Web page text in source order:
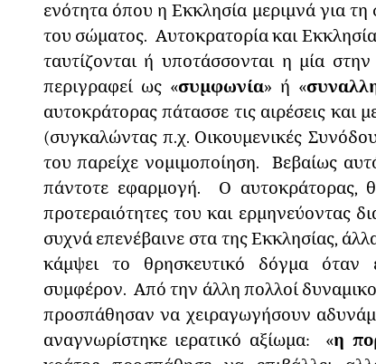
ενότητα όπου η Εκκλησία μεριμνά για
του σώματος. Αυτοκρατορία και
ταυτίζονται ή υποτάσσονται η μία
περιγραφεί ως «συμφωνία» ή «
αυτοκράτορας πάτασσε τις αιρέσεις και
(συγκαλώντας π.χ. Οικουμενικές
του παρείχε νομιμοποίηση. Βεβαίως
πάντοτε εφαρμογή. Ο αυτοκράτορας,
προτεραιότητες του και ερμηνεύοντας
συχνά επενέβαινε στα της Εκκλησίας,
κάμψει το θρησκευτικό δόγμα όταν
συμφέρον. Από την άλλη πολλοί
προσπάθησαν να χειραγωγήσουν
αναγνωρίστηκε ιερατικό αξίωμα: «η